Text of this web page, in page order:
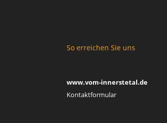
So erreichen Sie uns
www.vom-innerstetal.de
Kontaktformular